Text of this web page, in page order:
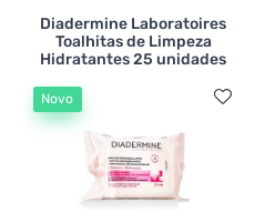
Diadermine Laboratoires
Toalhitas de Limpeza
Hidratantes 25 unidades
Novo